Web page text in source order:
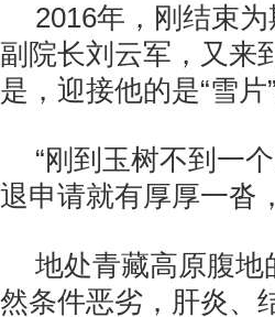
2016年，刚结束
副院长刘云军，又来
是，迎接他的是“雪片
“刚到玉树不到一
退申请就有厚厚一沓
地处青藏高原腹
然条件恶劣，肝炎、